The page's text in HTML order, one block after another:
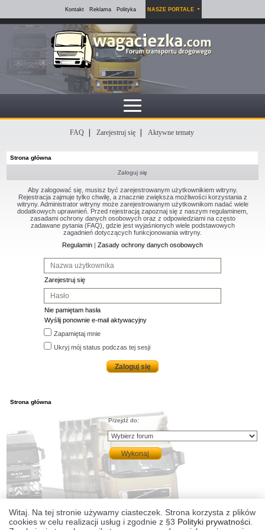
Kontakt Reklama Polityka NASZE PORTALE
FAQ Zarejestruj się Aktywne tematy
Strona główna
Zaloguj się
Aby zalogować się, musisz być zarejestrowanym użytkownikiem witryny.
Rejestracja zajmuje tylko chwilę, a znacznie zwiększa możliwości korzystania z
witryny. Administrator witryny może zarejestrowanym użytkownikom nadać wiele
dodatkowych uprawnień. Przed rejestracją zapoznaj się z naszym regulaminem,
zasadami ochrony danych osobowych oraz z odpowiedziami na często
zadawane pytania (FAQ), gdzie jest wyjaśnionych wiele podstawowych
zagadnień dotyczących funkcjonowania witryny.
Regulamin | Zasady ochrony danych osobowych
Zarejestruj się
Nie pamiętam hasła
Wyślij ponownie e-mail aktywacyjny
Zapamiętaj mnie
Ukryj mój status podczas tej sesji
Strona główna
Przejdź do:
Witaj. Na tej stronie używamy ciasteczek. Strona korzysta z plików
cookies w celu realizacji usług i zgodnie z §3 Polityki prywatności